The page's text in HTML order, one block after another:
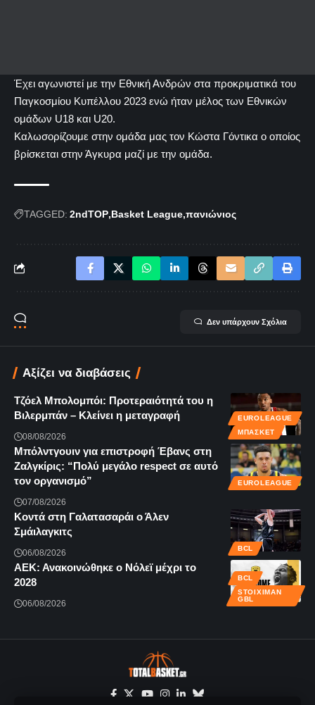
Έχει αγωνιστεί με την Εθνική Ανδρών στα προκριματικά του
Παγκοσμίου Κυπέλλου 2023 ενώ ήταν μέλος των Εθνικών
ομάδων U18 και U20.
Καλωσορίζουμε στην ομάδα μας τον Κώστα Γόντικα ο οποίος
βρίσκεται στην Άγκυρα μαζί με την ομάδα.
TAGGED: 2ndTOP Basket League πανιώνιος
Δεν υπάρχουν Σχόλια
Αξίζει να διαβάσεις
EUROLEAGUE
ΜΠΆΣΚΕΤ
Τζόελ Μπολομπόι: Προτεραιότητά του η
Βιλερμπάν – Κλείνει η μεταγραφή
08/08/2026
EUROLEAGUE
Μπόλντγουιν για επιστροφή Έβανς στη
Ζαλγκίρις: “Πολύ μεγάλο respect σε αυτό
τον οργανισμό”
07/08/2026
BCL
Κοντά στη Γαλατασαράι ο Άλεν
Σμάιλαγκιτς
06/08/2026
BCL
STOIXIMAN
GBL
ΑΕΚ: Ανακοινώθηκε ο Νόλεϊ μέχρι το
2028
06/08/2026